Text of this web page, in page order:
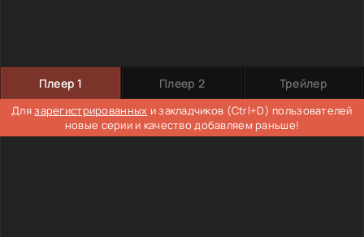
Плеер 1 Плеер 2 Трейлер
Длязарегистрированных и закладчиков (Ctrl+D) пользователей
новые серии и качество добавляем раньше!